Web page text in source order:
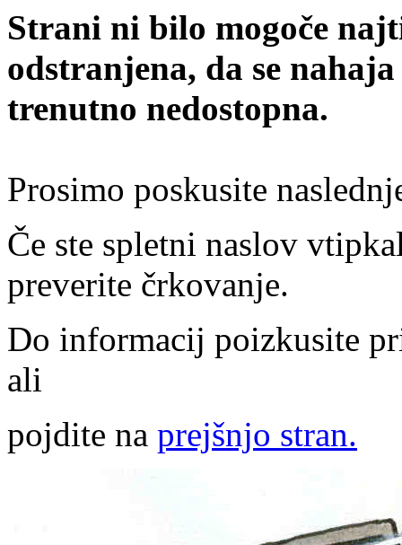
Strani ni bilo mogoče
odstranjena, da se
trenutno nedostopna.
Prosimo poskusite
Če ste spletni naslov
preverite črkovanje.
Do informacij poizkusite
ali
pojdite na prejšnjo stran.